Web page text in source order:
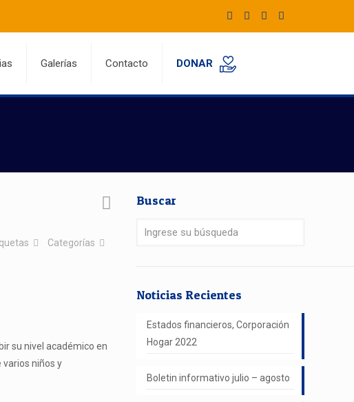
Galerías Contacto DONAR
Categorías
su nivel académico en
varios niños y
Buscar
Noticias Recientes
Estados financieros, Corporación
Hogar 2022
Boletin informativo julio – agosto